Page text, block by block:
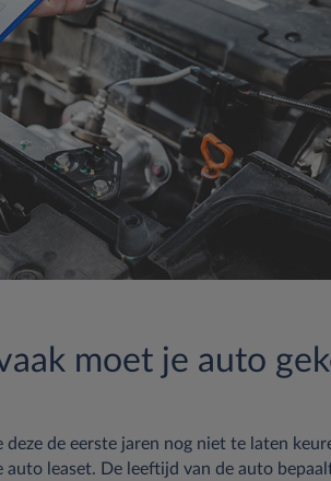
moet je auto
deze de eerste jaren nog niet te laten
auto leaset. De leeftijd van de auto